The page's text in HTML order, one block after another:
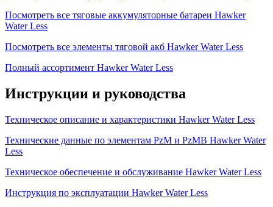
Посмотреть все тяговые аккумуляторные батареи Hawker
Water Less
Посмотреть все элементы тяговой акб Hawker Water Less
Полный ассортимент Hawker Water Less
Инструкции и руководства
Техническое описание и характеристики Hawker Water Less
Технические данные по элементам PzM и PzMB Hawker Water
Less
Техническое обеспечение и обслуживание Hawker Water Less
Инструкция по эксплуатации Hawker Water Less